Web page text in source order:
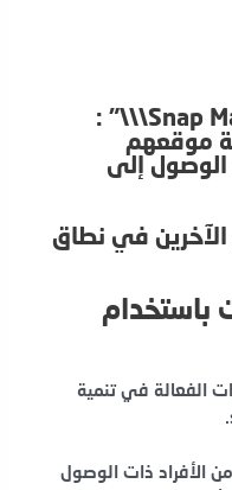
● ميزة خريطة سناب \\\” Snap Map\\\” :
موقعهم
إلى
الآخرين في نطاق
باستخدام
الفعالة في تنمية
الأفراد ذات الوصول